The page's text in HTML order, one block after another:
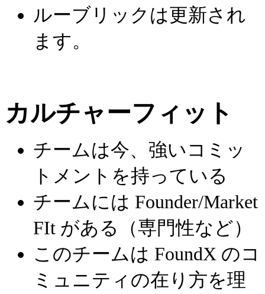
ルーブリックは更新され
ます。
カルチャーフィット
チームは今、強いコミッ
トメントを持っている
チームには Founder/Market
FIt がある（専門性など）
このチームは FoundX のコ
ミュニティの在り方を理